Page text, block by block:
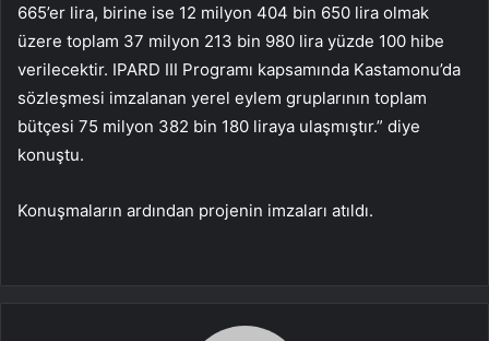
665’er lira, birine ise 12 milyon 404 bin 650 lira olmak
üzere toplam 37 milyon 213 bin 980 lira yüzde 100 hibe
verilecektir. IPARD III Programı kapsamında Kastamonu’da
sözleşmesi imzalanan yerel eylem gruplarının toplam
bütçesi 75 milyon 382 bin 180 liraya ulaşmıştır.” diye
konuştu.
Konuşmaların ardından projenin imzaları atıldı.